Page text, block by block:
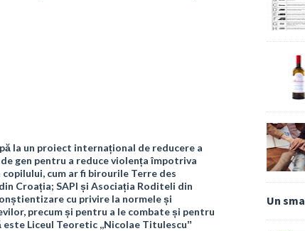
la un proiect internațional de reducere a
gen pentru a reduce violența împotriva
cum ar fi birourile Terre des
Croația; SAPI și Asociația Roditeli din
cu privire la normele și
precum și pentru a le combate și pentru
Liceul Teoretic ,,Nicolae Titulescuˮ
Un